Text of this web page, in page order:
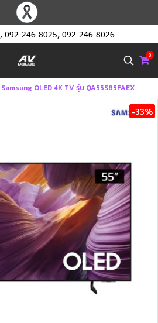
, 092-246-8025, 092-246-8026
0
Samsung OLED 4K TV รุ่น QA55S85FAEXXT ทีวีขนาด 55 นิ้ว S85F Series ( 55S85F , 55S85)
-33%